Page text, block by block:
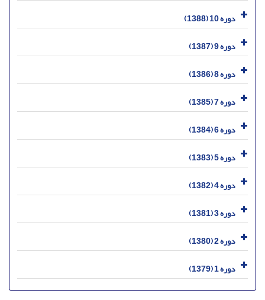
دوره 10 (1388)
دوره 9 (1387)
دوره 8 (1386)
دوره 7 (1385)
دوره 6 (1384)
دوره 5 (1383)
دوره 4 (1382)
دوره 3 (1381)
دوره 2 (1380)
دوره 1 (1379)